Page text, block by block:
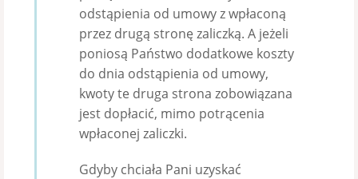
odstąpienia od umowy z wpłaconą
przez drugą stronę zaliczką. A jeżeli
poniosą Państwo dodatkowe koszty
do dnia odstąpienia od umowy,
kwoty te druga strona zobowiązana
jest dopłacić, mimo potrącenia
wpłaconej zaliczki.
Gdyby chciała Pani uzyskać